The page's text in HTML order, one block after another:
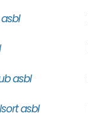
asbl
asbl